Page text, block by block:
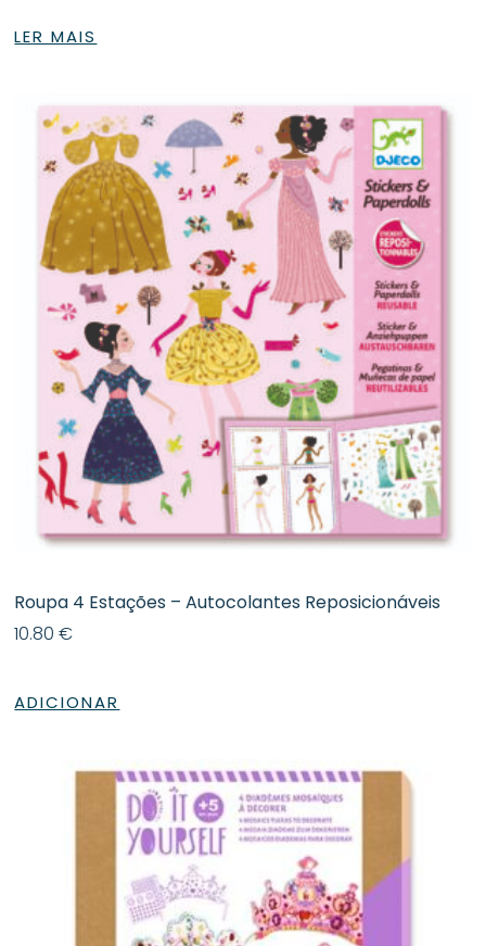
LER MAIS
Roupa 4 Estações – Autocolantes Reposicionáveis
10.80€
ADICIONAR